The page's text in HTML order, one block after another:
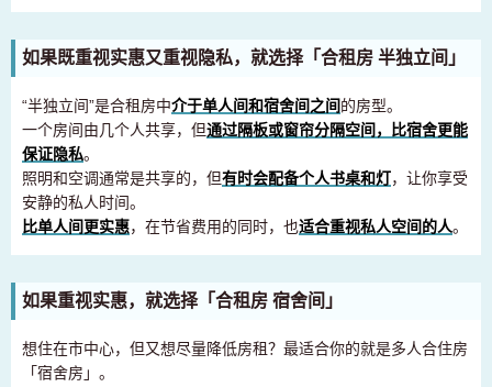
如果既重视实惠又重视隐私，就选择「合租房 半独立间」
“半独立间”是合租房中介于单人间和宿舍间之间的房型。
一个房间由几个人共享，但通过隔板或窗帘分隔空间，比宿舍更能
保证隐私。
照明和空调通常是共享的，但有时会配备个人书桌和灯，让你享受
安静的私人时间。
比单人间更实惠，在节省费用的同时，也适合重视私人空间的人。
如果重视实惠，就选择「合租房 宿舍间」
想住在市中心，但又想尽量降低房租？最适合你的就是多人合住房
「宿舍房」。